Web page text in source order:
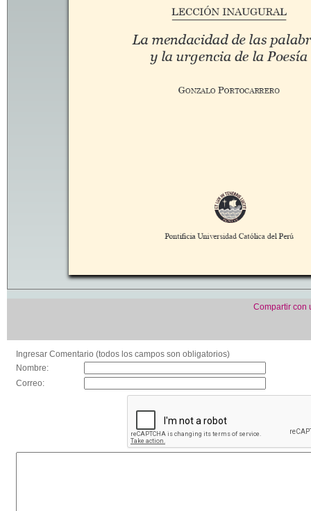
Compartir con
Ingresar Comentario (todos los campos son obligatorios)
Nombre:
Correo: